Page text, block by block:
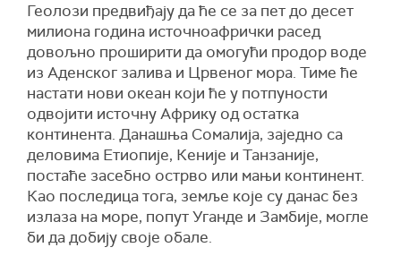
Геолози предвиђају да ће се за пет до десет
милиона година источноафрички расед
довољно проширити да омогући продор воде
из Аденског залива и Црвеног мора. Тиме ће
настати нови океан који ће у потпуности
одвојити источну Африку од остатка
континента. Данашња Сомалија, заједно са
деловима Етиопије, Кеније и Танзаније,
постаће засебно острво или мањи континент.
Као последица тога, земље које су данас без
излаза на море, попут Уганде и Замбије, могле
би да добију своје обале.